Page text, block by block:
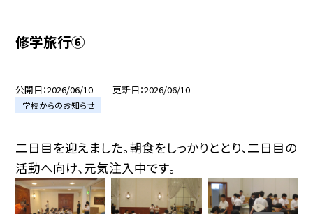
修学旅行⑥
公開日 2026/06/10 更新日 2026/06/10
学校からのお知らせ
二日目を迎えました。朝食をしっかりととり、二日目の
活動へ向け、元気注入中です。